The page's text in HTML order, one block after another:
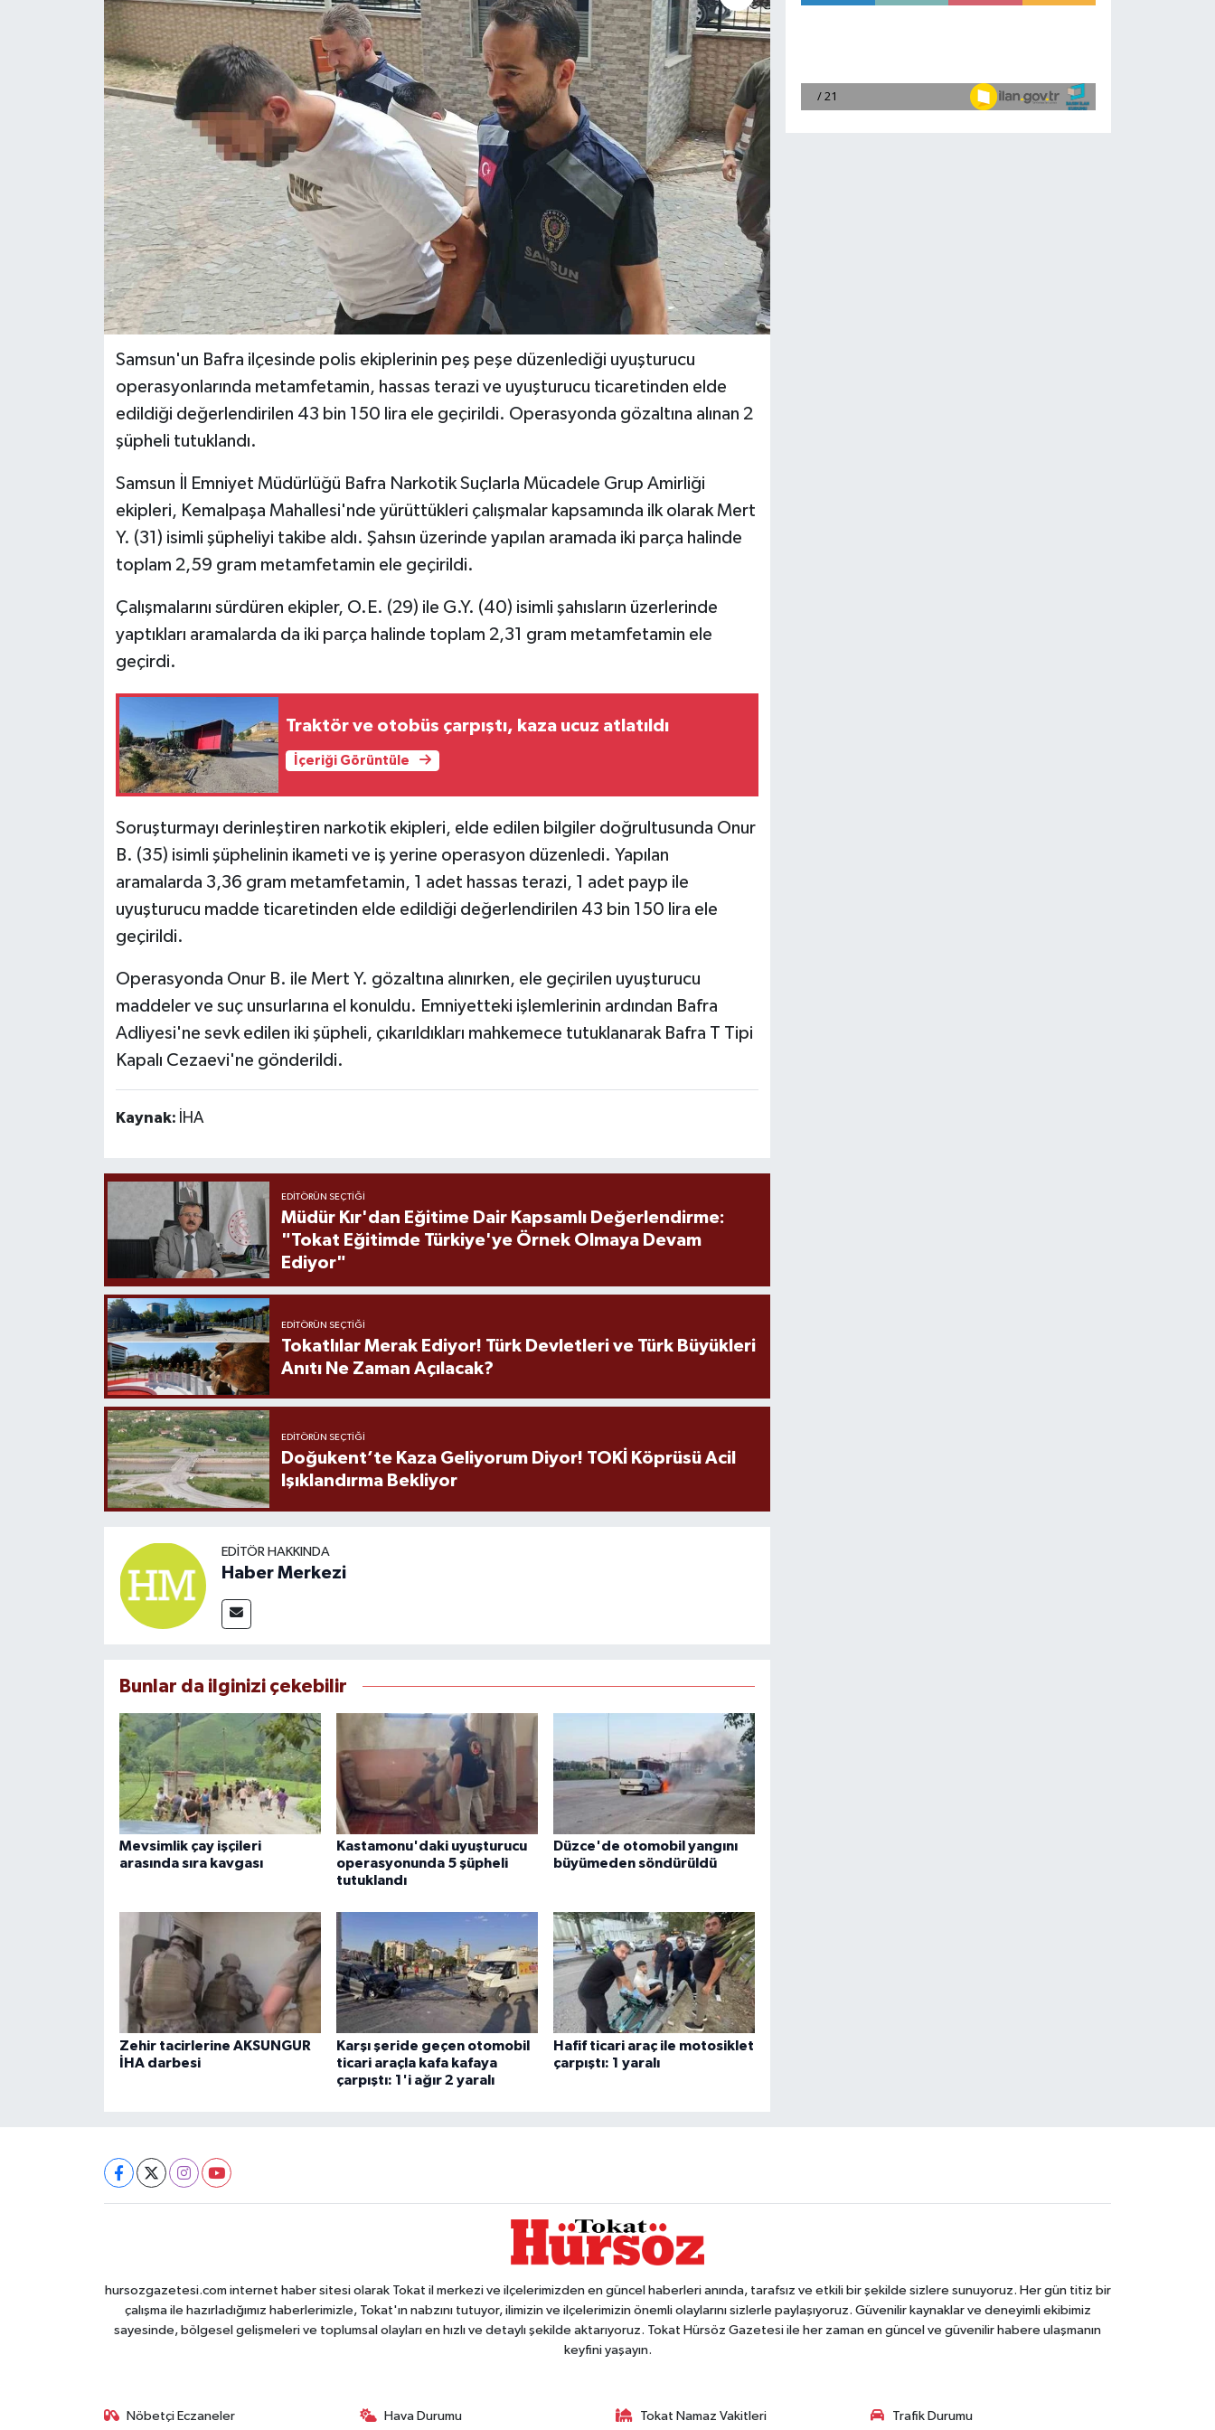
Samsun'un Bafra ilçesinde polis ekiplerinin peş peşe düzenlediği uyuşturucu
operasyonlarında metamfetamin, hassas terazi ve uyuşturucu ticaretinden elde
edildiği değerlendirilen 43 bin 150 lira ele geçirildi. Operasyonda gözaltına alınan 2
şüpheli tutuklandı.
Samsun İl Emniyet Müdürlüğü Bafra Narkotik Suçlarla Mücadele Grup Amirliği
ekipleri, Kemalpaşa Mahallesi'nde yürüttükleri çalışmalar kapsamında ilk olarak Mert
Y. (31) isimli şüpheliyi takibe aldı. Şahsın üzerinde yapılan aramada iki parça halinde
toplam 2,59 gram metamfetamin ele geçirildi.
Çalışmalarını sürdüren ekipler, O.E. (29) ile G.Y. (40) isimli şahısların üzerlerinde
yaptıkları aramalarda da iki parça halinde toplam 2,31 gram metamfetamin ele
geçirdi.
Traktör ve otobüs çarpıştı, kaza ucuz atlatıldı
İçeriği Görüntüle
Soruşturmayı derinleştiren narkotik ekipleri, elde edilen bilgiler doğrultusunda Onur
B. (35) isimli şüphelinin ikameti ve iş yerine operasyon düzenledi. Yapılan
aramalarda 3,36 gram metamfetamin, 1 adet hassas terazi, 1 adet payp ile
uyuşturucu madde ticaretinden elde edildiği değerlendirilen 43 bin 150 lira ele
geçirildi.
Operasyonda Onur B. ile Mert Y. gözaltına alınırken, ele geçirilen uyuşturucu
maddeler ve suç unsurlarına el konuldu. Emniyetteki işlemlerinin ardından Bafra
Adliyesi'ne sevk edilen iki şüpheli, çıkarıldıkları mahkemece tutuklanarak Bafra T Tipi
Kapalı Cezaevi'ne gönderildi.
Kaynak: İHA
EDITÖRÜN SEÇTIĞI
Müdür Kır'dan Eğitime Dair Kapsamlı Değerlendirme:
"Tokat Eğitimde Türkiye'ye Örnek Olmaya Devam
Ediyor"
EDITÖRÜN SEÇTIĞI
Tokatlılar Merak Ediyor! Türk Devletleri ve Türk Büyükleri
Anıtı Ne Zaman Açılacak?
EDITÖRÜN SEÇTIĞI
Doğukent’te Kaza Geliyorum Diyor! TOKİ Köprüsü Acil
Işıklandırma Bekliyor
EDITÖR HAKKINDA
Haber Merkezi
Bunlar da ilginizi çekebilir
Mevsimlik çay işçileri
arasında sıra kavgası
Kastamonu'daki uyuşturucu
operasyonunda 5 şüpheli
tutuklandı
Düzce'de otomobil yangını
büyümeden söndürüldü
Zehir tacirlerine AKSUNGUR
İHA darbesi
Karşı şeride geçen otomobil
ticari araçla kafa kafaya
çarpıştı: 1'i ağır 2 yaralı
Hafif ticari araç ile motosiklet
çarpıştı: 1 yaralı
hursozgazetesi.com internet haber sitesi olarak Tokat il merkezi ve ilçelerimizden en güncel haberleri anında, tarafsız ve etkili bir şekilde sizlere sunuyoruz. Her gün titiz bir
çalışma ile hazırladığımız haberlerimizle, Tokat'ın nabzını tutuyor, ilimizin ve ilçelerimizin önemli olaylarını sizlerle paylaşıyoruz. Güvenilir kaynaklar ve deneyimli ekibimiz
sayesinde, bölgesel gelişmeleri ve toplumsal olayları en hızlı ve detaylı şekilde aktarıyoruz. Tokat Hürsöz Gazetesi ile her zaman en güncel ve güvenilir habere ulaşmanın
keyfini yaşayın.
Nöbetçi Eczaneler Hava Durumu Tokat Namaz Vakitleri Trafik Durumu
Ekonomi
Tokat Haber